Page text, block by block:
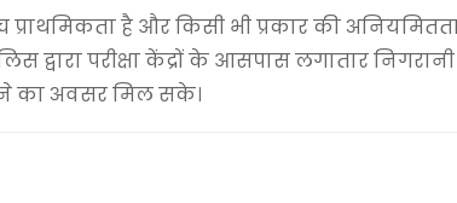
है और किसी भी प्रकार की
द्वारा परीक्षा केंद्रों के आसपास लगातार
देने का अवसर मिल सके।